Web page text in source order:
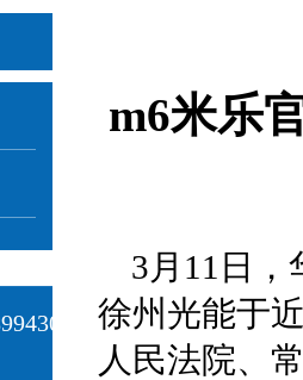
m6米乐
3月11日
徐州光能于
人民法院、